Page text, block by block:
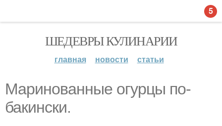
ШЕДЕВРЫ КУЛИНАРИИ
главная новости статьи
Маринованные огурцы по-
бакински.
5